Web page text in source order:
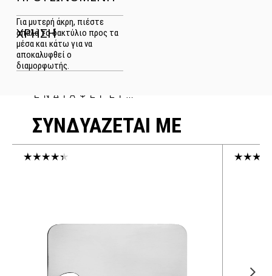
ΧΡΗΣΗ
Για μυτερή άκρη, πιέστε
απαλά το δακτύλιο προς τα
μέσα και κάτω για να
αποκαλυφθεί ο
διαμορφωτής.
ΕΝΔΙΑΦΕΡΕΙ…
ΣΥΝΔΥΑΖΕΤΑΙ ΜΕ